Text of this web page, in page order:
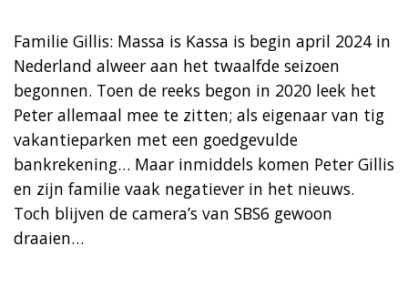
Familie Gillis: Massa is Kassa is begin april 2024 in
Nederland alweer aan het twaalfde seizoen
begonnen. Toen de reeks begon in 2020 leek het
Peter allemaal mee te zitten; als eigenaar van tig
vakantieparken met een goedgevulde
bankrekening… Maar inmiddels komen Peter Gillis
en zijn familie vaak negatiever in het nieuws.
Toch blijven de camera’s van SBS6 gewoon
draaien…